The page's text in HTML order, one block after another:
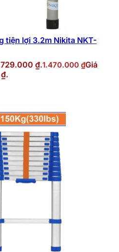
tiện lợi 3.2m Nikita NKT-
₫.1.470.000 ₫Giá